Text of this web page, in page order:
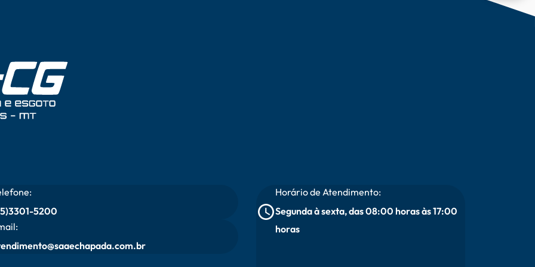
5200
Horário de Atendimento:
Segunda à sexta, das 08:00 horas às 17:00
horas